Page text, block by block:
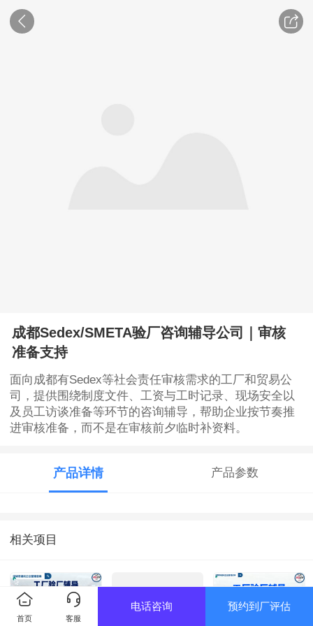
成都Sedex/SMETA验厂咨询辅导公司｜审核
准备支持
面向成都有Sedex等社会责任审核需求的工厂和贸易公
司，提供围绕制度文件、工资与工时记录、现场安全以
及员工访谈准备等环节的咨询辅导，帮助企业按节奏推
进审核准备，而不是在审核前夕临时补资料。
产品详情 产品参数
相关项目
首页 客服
电话咨询 预约到厂评估